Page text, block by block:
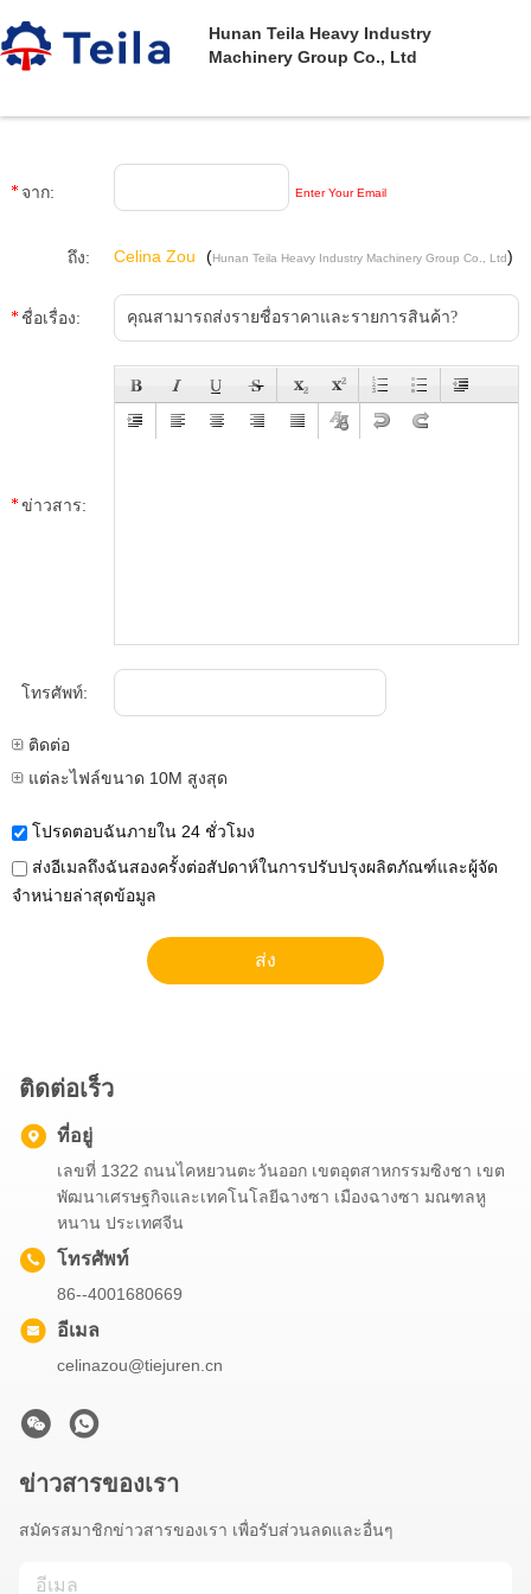
Hunan Teila Heavy Industry
Machinery Group Co., Ltd
จาก: Enter Your Email
ถึง: Celina Zou (Hunan Teila Heavy Industry Machinery Group Co., Ltd)
ชื่อเรื่อง:
ข่าวสาร:
โทรศัพท์:
ติดต่อ
แต่ละไฟล์ขนาด 10M สูงสุด
โปรดตอบฉันภายใน 24 ชั่วโมง
ส่งอีเมลถึงฉันสองครั้งต่อสัปดาห์ในการปรับปรุงผลิตภัณฑ์และผู้จัด
จำหน่ายล่าสุดข้อมูล
ติดต่อเร็ว
ที่อยู่
เลขที่ 1322 ถนนไคหยวนตะวันออก เขตอุตสาหกรรมซิงชา เขต
พัฒนาเศรษฐกิจและเทคโนโลยีฉางซา เมืองฉางซา มณฑลหู
หนาน ประเทศจีน
โทรศัพท์
86--4001680669
อีเมล
celinazou@tiejuren.cn
ข่าวสารของเรา
สมัครสมาชิกข่าวสารของเรา เพื่อรับส่วนลดและอื่นๆ